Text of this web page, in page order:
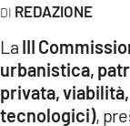
LACPLAY.IT
LACTV.IT
LACONAIR.IT
REDAZIONE
La III
urbanistica,
privata,
tecnologici),